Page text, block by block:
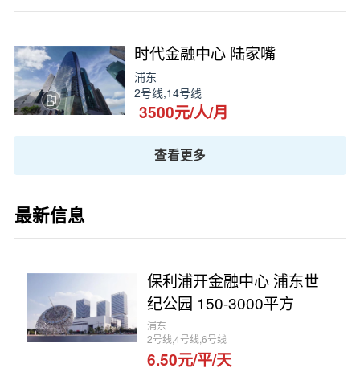
时代金融中心 陆家嘴
浦东
2号线,14号线
3500元/人/月
查看更多
最新信息
保利浦开金融中心 浦东世
纪公园 150-3000平方
浦东
2号线,4号线,6号线
6.50元/平/天